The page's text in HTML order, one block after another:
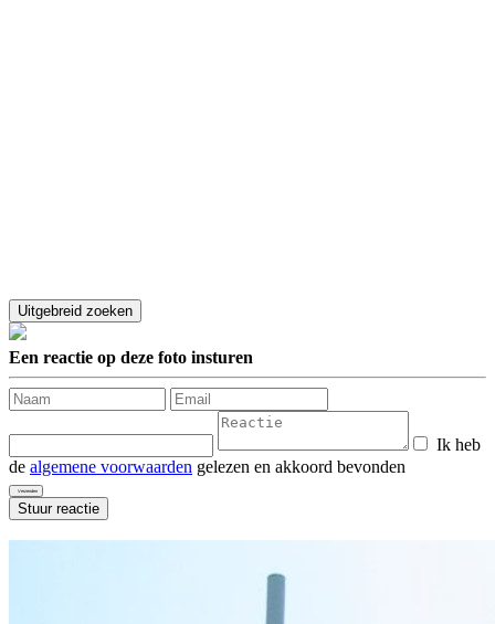
Een reactie op deze foto insturen
Ik heb
de algemene voorwaarden gelezen en akkoord bevonden